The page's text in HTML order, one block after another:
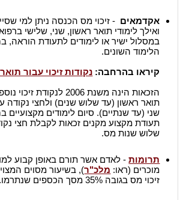
אקדמאים
ואילך לימודי תואר ראשון, שני, שלישי
במסלול ישיר או לימודים לתעודת הוראה,
הלימוד השונים.
קיראו בהרחבה: נקודות זיכוי עבור
הזכאות הינה משנת 2006
תואר ראשון (עד שלוש שנים) ולחצי נקודה
שני (עד שנתיים). סיום לימודים מקצועיים
תעודת מקצוע מקנים זכאות לקבלת חצי
שלוש שנות מס.
תרומות- לאדם אשר תורם באופן קבוע
מוכרים (ראו: מלכ"ר), בשיעור מסוים
זיכוי מס בגובה 35% מסך הכספים שנתרמו.